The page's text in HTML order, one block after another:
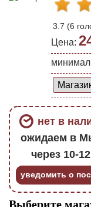
3.7 (6
Цена:
нет в
ожидаем в
через 10-
уведомить о
Выберите